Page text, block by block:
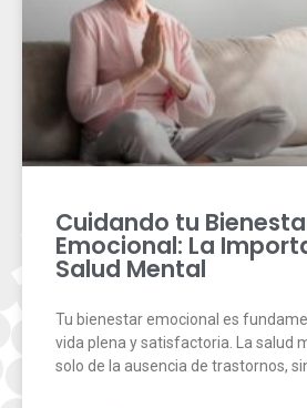
Cuidando tu
Emocional: La
Salud Mental
Tu bienestar emocional es
vida plena y satisfactoria. La salud
solo de la ausencia de trastornos,